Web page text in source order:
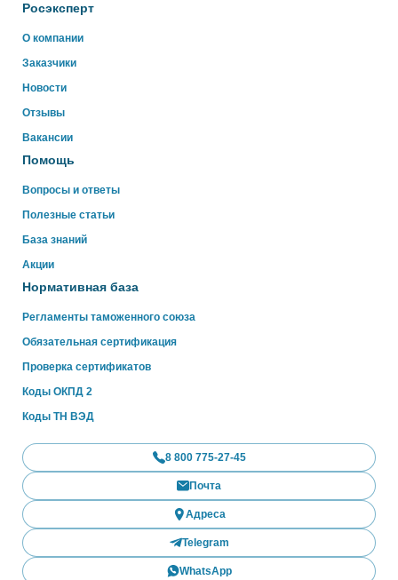
Росэксперт
О компании
Заказчики
Новости
Отзывы
Вакансии
Помощь
Вопросы и ответы
Полезные статьи
База знаний
Акции
Нормативная база
Регламенты таможенного союза
Обязательная сертификация
Проверка сертификатов
Коды ОКПД 2
Коды ТН ВЭД
8 800 775-27-45
Почта
Адреса
Telegram
WhatsApp
Здравствуйте!
Свяжитесь с нами через WhatsApp нажав на кнопку